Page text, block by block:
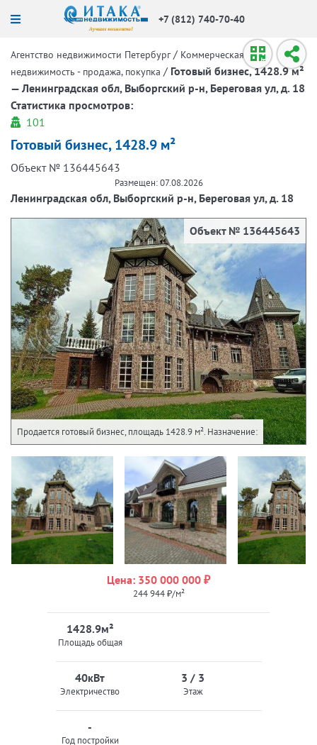
+7 (812) 740-70-40
Агентство недвижимости Петербург / Коммерческая
недвижимость - продажа, покупка / Готовый бизнес, 1428.9 м²
— Ленинградская обл, Выборгский р-н, Береговая ул, д. 18
Статистика просмотров:
101
Готовый бизнес, 1428.9 м²
Объект № 136445643
Размещен: 07.08.2026
Ленинградская обл, Выборгский р-н, Береговая ул, д. 18
Объект № 136445643
Продается готовый бизнес, площадь 1428.9 м². Назначение:
Цена: 350 000 000 ₽
244 944 ₽/м²
1428.9м²
Площадь общая
40кВт
Электричество
3 / 3
Этаж
-
Год постройки